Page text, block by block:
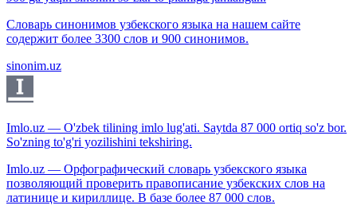
Словарь синонимов узбекского языка на нашем сайте
содержит более 3300 слов и 900 синонимов.
sinonim.uz
Imlo.uz — O'zbek tilining imlo lug'ati. Saytda 87 000 ortiq so'z bor.
So'zning to'g'ri yozilishini tekshiring.
Imlo.uz — Орфографический словарь узбекского языка
позволяющий проверить правописание узбекских слов на
латинице и кириллице. В базе более 87 000 слов.